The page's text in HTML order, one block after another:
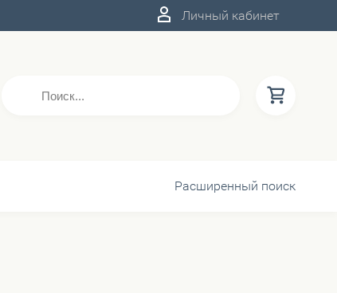
Личный кабинет
Расширенный поиск